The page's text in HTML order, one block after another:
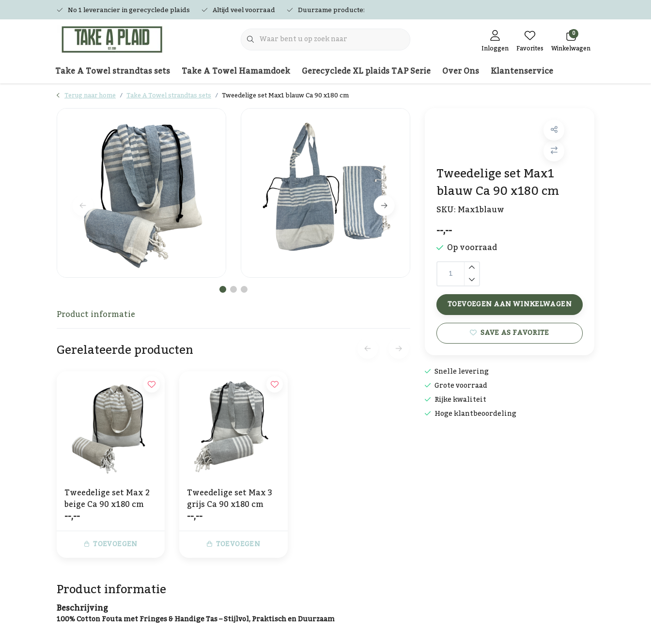
No 1 leverancier in gerecyclede plaids Altijd veel voorraad Duurzame producten
Inloggen Favorites
0
Winkelwagen
Take A Towel strandtas sets Take A Towel Hamamdoek Gerecyclede XL plaids TAP Serie Over Ons Klantenservice
Terug naar home Take A Towel strandtas sets Tweedelige set Max1 blauw Ca 90 x180 cm
Tweedelige set Max1
blauw Ca 90 x180 cm
SKU:Max1blauw
--,--
Op voorraad
TOEVOEGEN AAN WINKELWAGEN
SAVE AS FAVORITE
Snelle levering
Grote voorraad
Rijke kwaliteit
Hoge klantbeoordeling
Product informatie
Gerelateerde producten
Tweedelige set Max 2
beige Ca 90 x180 cm
--,--
TOEVOEGEN
Tweedelige set Max 3
grijs Ca 90 x180 cm
--,--
TOEVOEGEN
Product informatie
Beschrijving
100% Cotton Fouta met Fringes & Handige Tas – Stijlvol, Praktisch en Duurzaam